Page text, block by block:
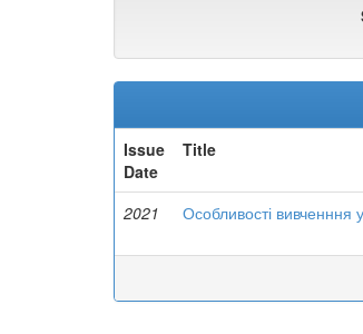
Issue
Date
Title
2021 Особливості вивченння